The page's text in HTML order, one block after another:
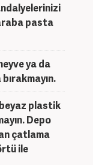
lerinizi
pasta
ya da
beyaz plastik
Depo
çatlama
ile